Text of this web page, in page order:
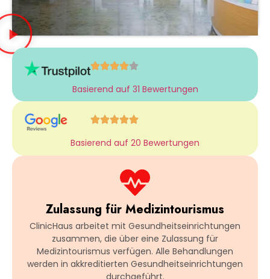
Basierend auf 31 Bewertungen
Basierend auf 20 Bewertungen
Zulassung für Medizintourismus
ClinicHaus arbeitet mit Gesundheitseinrichtungen
zusammen, die über eine Zulassung für
Medizintourismus verfügen. Alle Behandlungen
werden in akkreditierten Gesundheitseinrichtungen
durchgeführt.